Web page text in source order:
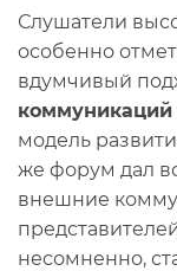
Слушатели
особенно
вдумчивый
коммуникаций
модель
же форум дал
внешние
несомненно,